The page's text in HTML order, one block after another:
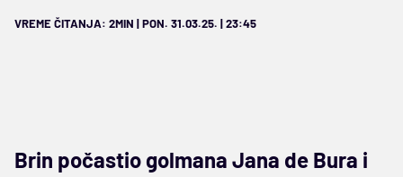
VREME ČITANJA: 2MIN | PON. 31.03.25. | 23:45
Brin počastio golmana Jana de Bura i